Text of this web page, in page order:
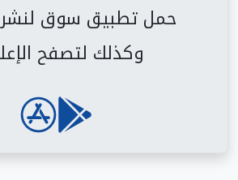
حمل تطبيق سوق لنشر
وكذلك لتصفح